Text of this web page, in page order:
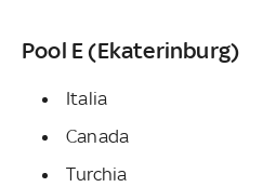
Pool E (Ekaterinburg)
Italia
Canada
Turchia